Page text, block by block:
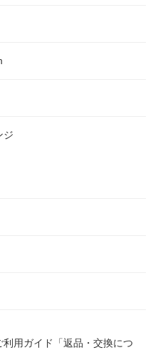
ジ
利用ガイド「返品・交換につ